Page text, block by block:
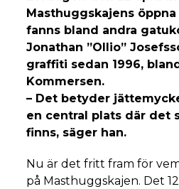
Masthuggskajens
fanns bland andra
Jonathan ”Ollio”
graffiti sedan 1996,
Kommersen.
– Det betyder
en central plats där det
finns, säger han.
Nu är det fritt fram för
på Masthuggskajen. Det